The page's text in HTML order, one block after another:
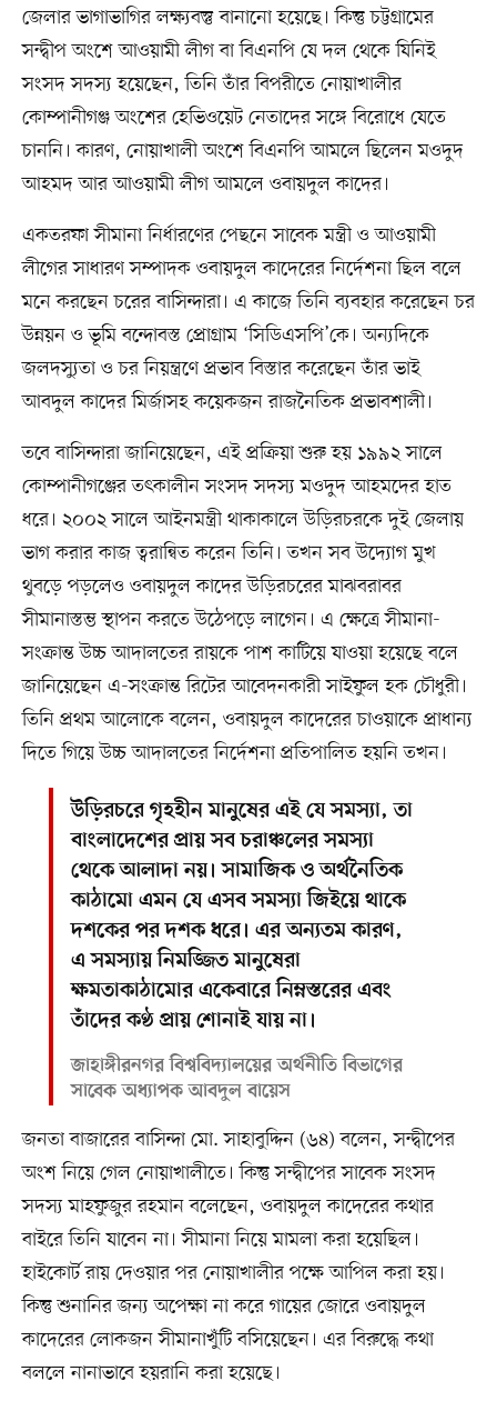
জেলার ভাগাভাগির লক্ষ্যবস্তু বানানো হয়েছে। কিন্তু চট্টগ্রামের
সন্দ্বীপ অংশে আওয়ামী লীগ বা বিএনপি যে দল থেকে যিনিই
সংসদ সদস্য হয়েছেন, তিনি তাঁর বিপরীতে নোয়াখালীর
কোম্পানীগঞ্জ অংশের হেভিওয়েট নেতাদের সঙ্গে বিরোধে যেতে
চাননি। কারণ, নোয়াখালী অংশে বিএনপি আমলে ছিলেন মওদুদ
আহমদ আর আওয়ামী লীগ আমলে ওবায়দুল কাদের।
একতরফা সীমানা নির্ধারণের পেছনে সাবেক মন্ত্রী ও আওয়ামী
লীগের সাধারণ সম্পাদক ওবায়দুল কাদেরের নির্দেশনা ছিল বলে
মনে করছেন চরের বাসিন্দারা। এ কাজে তিনি ব্যবহার করেছেন চর
উন্নয়ন ও ভূমি বন্দোবস্ত প্রোগ্রাম ‘সিডিএসপি’কে। অন্যদিকে
জলদস্যুতা ও চর নিয়ন্ত্রণে প্রভাব বিস্তার করেছেন তাঁর ভাই
আবদুল কাদের মির্জাসহ কয়েকজন রাজনৈতিক প্রভাবশালী।
তবে বাসিন্দারা জানিয়েছেন, এই প্রক্রিয়া শুরু হয় ১৯৯২ সালে
কোম্পানীগঞ্জের তৎকালীন সংসদ সদস্য মওদুদ আহমদের হাত
ধরে। ২০০২ সালে আইনমন্ত্রী থাকাকালে উড়িরচরকে দুই জেলায়
ভাগ করার কাজ ত্বরান্বিত করেন তিনি। তখন সব উদ্যোগ মুখ
থুবড়ে পড়লেও ওবায়দুল কাদের উড়িরচরের মাঝবরাবর
সীমানাস্তম্ভ স্থাপন করতে উঠেপড়ে লাগেন। এ ক্ষেত্রে সীমানা-
সংক্রান্ত উচ্চ আদালতের রায়কে পাশ কাটিয়ে যাওয়া হয়েছে বলে
জানিয়েছেন এ-সংক্রান্ত রিটের আবেদনকারী সাইফুল হক চৌধুরী।
তিনি প্রথম আলোকে বলেন, ওবায়দুল কাদেরের চাওয়াকে প্রাধান্য
দিতে গিয়ে উচ্চ আদালতের নির্দেশনা প্রতিপালিত হয়নি তখন।
উড়িরচরে গৃহহীন মানুষের এই যে সমস্যা, তা
বাংলাদেশের প্রায় সব চরাঞ্চলের সমস্যা
থেকে আলাদা নয়। সামাজিক ও অর্থনৈতিক
কাঠামো এমন যে এসব সমস্যা জিইয়ে থাকে
দশকের পর দশক ধরে। এর অন্যতম কারণ,
এ সমস্যায় নিমজ্জিত মানুষেরা
ক্ষমতাকাঠামোর একেবারে নিম্নস্তরের এবং
তাঁদের কণ্ঠ প্রায় শোনাই যায় না।
জাহাঙ্গীরনগর বিশ্ববিদ্যালয়ের অর্থনীতি বিভাগের
সাবেক অধ্যাপক আবদুল বায়েস
জনতা বাজারের বাসিন্দা মো. সাহাবুদ্দিন (৬৪) বলেন, সন্দ্বীপের
অংশ নিয়ে গেল নোয়াখালীতে। কিন্তু সন্দ্বীপের সাবেক সংসদ
সদস্য মাহফুজুর রহমান বলেছেন, ওবায়দুল কাদেরের কথার
বাইরে তিনি যাবেন না। সীমানা নিয়ে মামলা করা হয়েছিল।
হাইকোর্ট রায় দেওয়ার পর নোয়াখালীর পক্ষে আপিল করা হয়।
কিন্তু শুনানির জন্য অপেক্ষা না করে গায়ের জোরে ওবায়দুল
কাদেরের লোকজন সীমানাখুঁটি বসিয়েছেন। এর বিরুদ্ধে কথা
বললে নানাভাবে হয়রানি করা হয়েছে।